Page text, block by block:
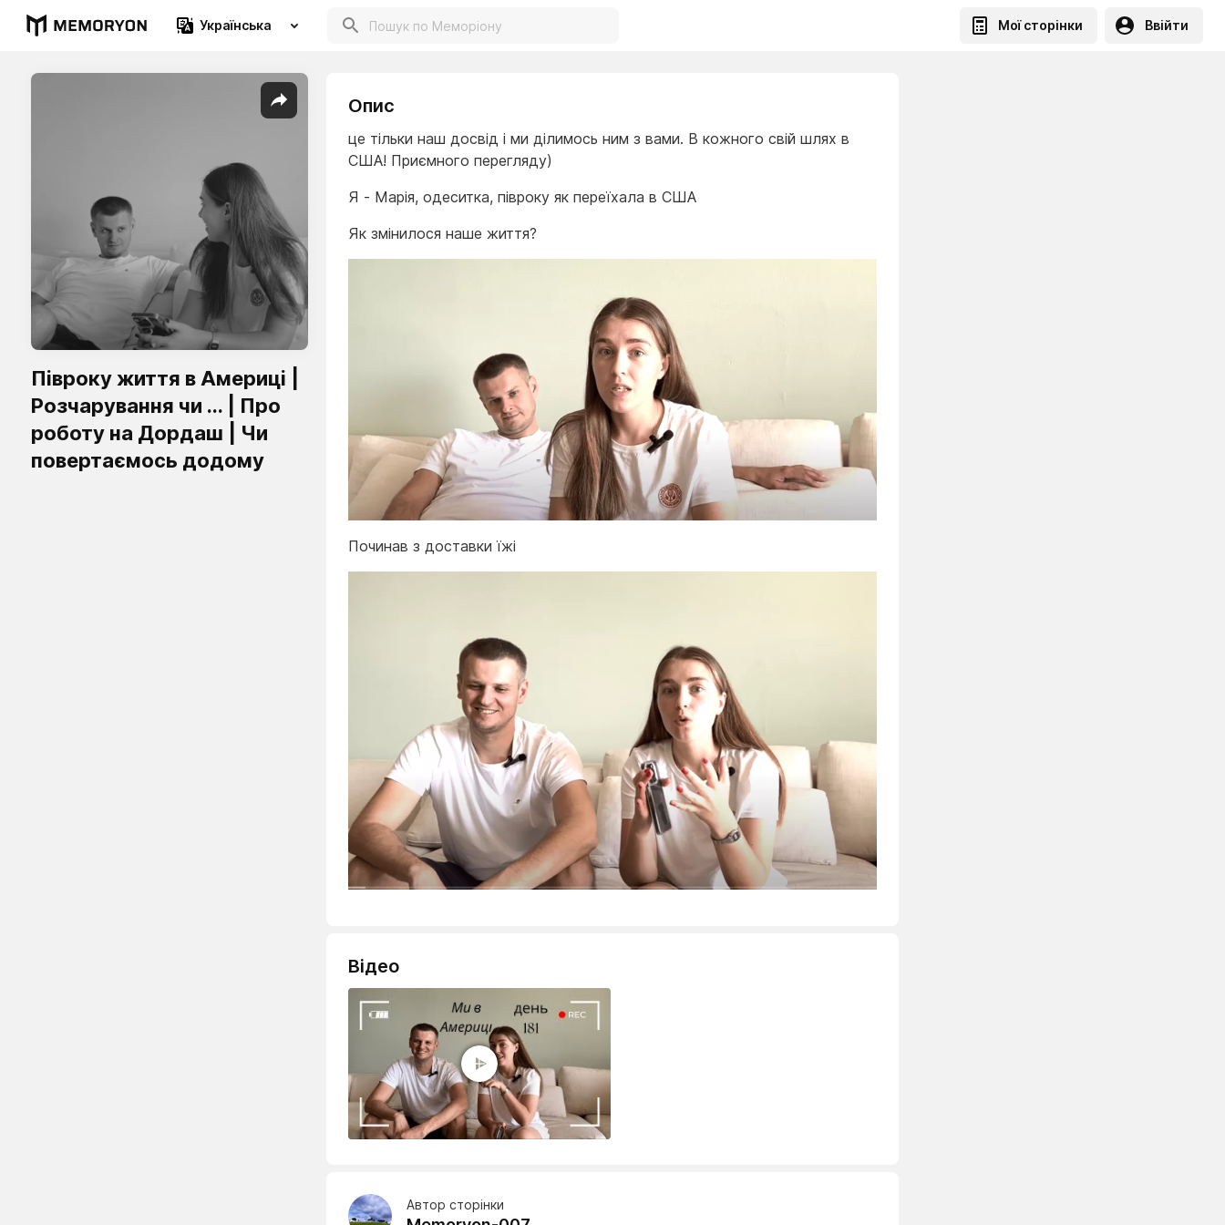
Українська Мої сторінки Ввійти
Півроку життя в Америці |
Розчарування чи ... | Про
роботу на Дордаш | Чи
повертаємось додому
Опис
це тільки наш досвід і ми ділимось ним з вами. В кожного свій шлях в
США! Приємного перегляду)
Я - Марія, одеситка, півроку як переїхала в США
Як змінилося наше життя?
Починав з доставки їжі
Відео
Автор сторінки